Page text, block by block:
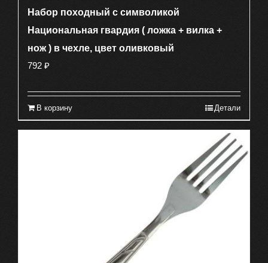
Набор походный с символикой
Национальная гвардия ( ложка + вилка +
нож ) в чехле, цвет оливковый
792 ₽
В корзину Детали